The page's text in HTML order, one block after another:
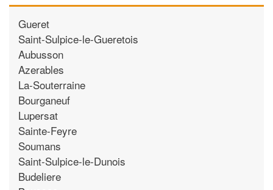
Gueret
Saint-Sulpice-le-Gueretois
Aubusson
Azerables
La-Souterraine
Bourganeuf
Lupersat
Sainte-Feyre
Soumans
Saint-Sulpice-le-Dunois
Budeliere